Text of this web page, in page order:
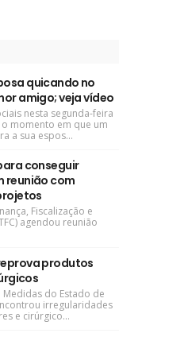
quicando no
amigo; veja vídeo
nesta segunda-feira
momento em que um
a sua espos...
conseguir
reunião com
Fiscalização e
agendou reunião
produtos
Medidas do Estado de
irregularidades
e cirúrgico...